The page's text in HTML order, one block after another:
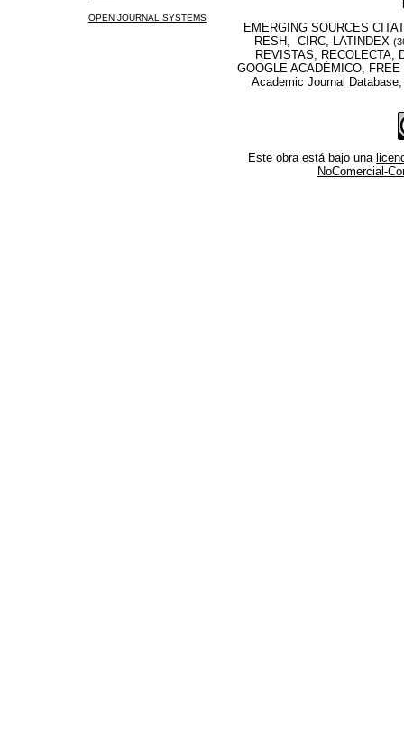
OPEN JOURNAL SYSTEMS
EMERGING SOURCES
RESH, CIRC, LATINDEX
REVISTAS, RECOLECTA,
GOOGLE ACADÉMICO,
Academic Journal
Este obra está bajo una
NoComercial-